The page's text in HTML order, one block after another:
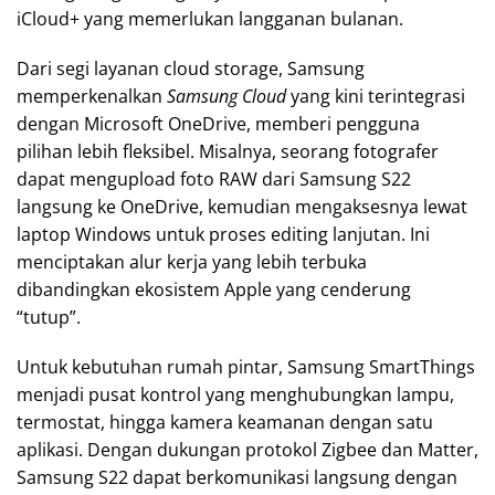
iCloud+ yang memerlukan langganan bulanan.
Dari segi layanan cloud storage, Samsung
memperkenalkan Samsung Cloudyang kini terintegrasi
dengan Microsoft OneDrive, memberi pengguna
pilihan lebih fleksibel. Misalnya, seorang fotografer
dapat mengupload foto RAW dari Samsung S22
langsung ke OneDrive, kemudian mengaksesnya lewat
laptop Windows untuk proses editing lanjutan. Ini
menciptakan alur kerja yang lebih terbuka
dibandingkan ekosistem Apple yang cenderung
“tutup”.
Untuk kebutuhan rumah pintar, Samsung SmartThings
menjadi pusat kontrol yang menghubungkan lampu,
termostat, hingga kamera keamanan dengan satu
aplikasi. Dengan dukungan protokol Zigbee dan Matter,
Samsung S22 dapat berkomunikasi langsung dengan